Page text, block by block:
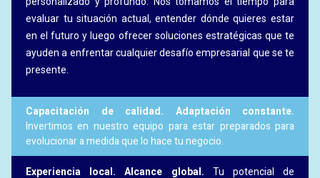
evaluar tu situación actual, entender dónde quieres estar
en el futuro y luego ofrecer soluciones estratégicas que te
ayuden a enfrentar cualquier desafío empresarial que se te
presente.
Capacitación de calidad. Adaptación constante.
Invertimos en nuestro equipo para estar preparados para
evolucionar a medida que lo hace tu negocio.
Experiencia local. Alcance global. Tu potencial de